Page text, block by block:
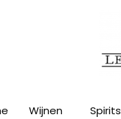
Wijnen Spirits